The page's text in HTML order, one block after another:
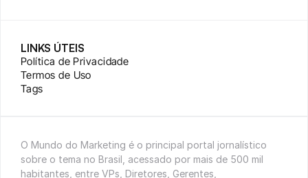
LINKS ÚTEIS
Política de Privacidade
Termos de Uso
Tags
O Mundo do Marketing é o principal portal jornalístico
sobre o tema no Brasil, acessado por mais de 500 mil
habitantes, entre VPs, Diretores, Gerentes,